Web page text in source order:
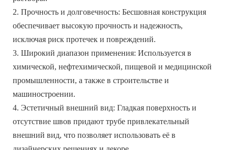
2. Прочность и долговечность: Бесшовная конструкция
обеспечивает высокую прочность и надежность,
исключая риск протечек и повреждений.
3. Широкий диапазон применения: Используется в
химической, нефтехимической, пищевой и медицинской
промышленности, а также в строительстве и
машиностроении.
4. Эстетичный внешний вид: Гладкая поверхность и
отсутствие швов придают трубе привлекательный
внешний вид, что позволяет использовать её в